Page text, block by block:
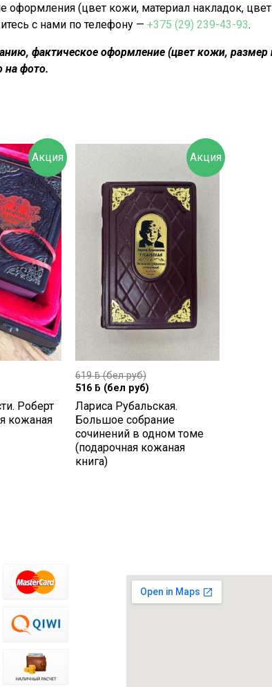
(цвет кожи, материал накладок, цвет
с нами по телефону — +375 (29) 239-43-93.
фактическое оформление (цвет кожи,
на фото.
Акция
Роберт
кожаная
Акция
619ƃ(бел руб)
516 ƃ (бел руб)
Лариса Рубальская.
Большое собрание
сочинений в одном томе
(подарочная кожаная
книга)